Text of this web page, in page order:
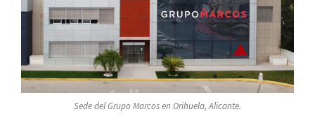
Sede del Grupo Marcos en Orihuela, Alicante.